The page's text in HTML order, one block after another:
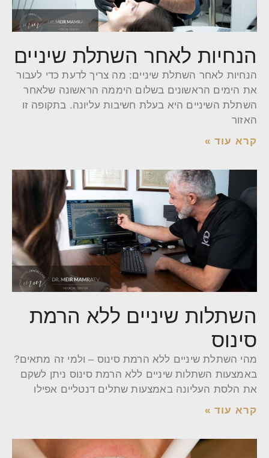
הנחיות לאחר השתלת שיניים
הנחיות לאחר השתלת שיניים: מה צריך לדעת כדי לעבור
את הימים הראשונים בשלום היממה הראשונה שלאחר
השתלת השיניים היא בעלת חשיבות עליונה. בתקופה זו
האזור
קרא עוד »
השתלות שיניים ללא הרמת
סינוס
מהי השתלת שיניים ללא הרמת סינוס – ולמי זה מתאים?
באמצעות השתלות שיניים ללא הרמת סינוס ניתן לשקם
את הלסת העליונה באמצעות שתלים דנטליים אפילו
קרא עוד »